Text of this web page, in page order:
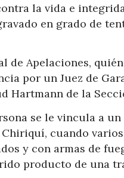
la vida e
en grado de
de Apelaciones,
por un Juez de
Hartmann de la
se le vincula a
cuando
y con armas de
producto de una